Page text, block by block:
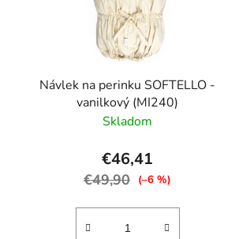
Návlek na perinku SOFTELLO -
vanilkový (MI240)
Skladom
€46,41
€49,90 (–6 %)